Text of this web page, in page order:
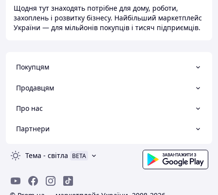
Щодня тут знаходять потрібне для дому, роботи,
захоплень і розвитку бізнесу. Найбільший маркетплейс
України — для мільйонів покупців і тисяч підприємців.
Покупцям
Продавцям
Про нас
Партнери
Тема - світла BETA